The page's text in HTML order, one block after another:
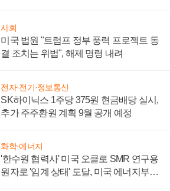
사회
미국 법원 "트럼프 정부 풍력 프로젝트 동
결 조치는 위법", 해제 명령 내려
전자·전기·정보통신
SK하이닉스 1주당 375원 현금배당 실시,
추가 주주환원 계획 9월 공개 예정
화학·에너지
'한수원 협력사' 미국 오클로 SMR 연구용
원자로 '임계 상태' 도달, 미국 에너지부